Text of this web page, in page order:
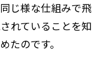
じ様な仕組みで飛
れていることを知
たのです。